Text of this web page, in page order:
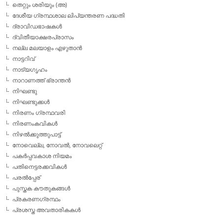
തെറ്റും ശരിയും (അ)
ദേശീയ ഗ്രന്ഥശാല ലിപ്യന്തരണ പദ്ധതി
ദ്രാവിഡഭാഷകള്‍
ദ്വിതീയാക്ഷരപ്രാസം
നല്ല മലയാളം എഴുതാന്‍
നാട്ടറിവ്
നാട്യഗൃഹം
നാറാണത്ത് ഭ്രാന്തന്‍
നിഘണ്ടു
നിഘണ്ടുക്കള്‍
നിരണം ഗ്രന്ഥവരി
നിരണംകവികള്‍
നിഴല്‍ക്കുത്തുപാട്ട്
നോവെല്ല, നോവല്‍, നോവലെറ്റ്
പകര്‍പ്പവകാശ നിയമം
പതിനെട്ടരക്കവികള്‍
പരല്‍പ്പേര്
പുസ്തക കൗതുകങ്ങള്‍
പ്രകരണഗ്രന്ഥം
പ്രശസ്ത അവതാരികകള്‍